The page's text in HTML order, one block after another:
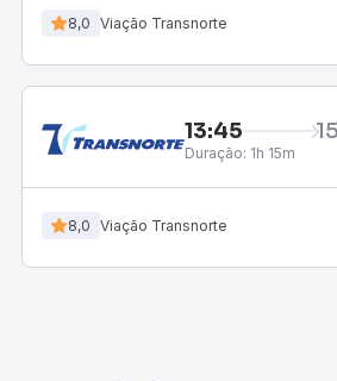
8,0 Viação Transnorte
13:45
Duração: 1h 15m
8,0 Viação Transnorte